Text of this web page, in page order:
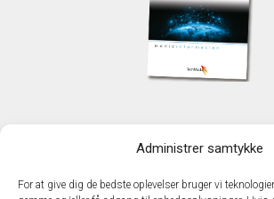
Administrer samtykke
For at give dig de bedste oplevelser bruger vi
TechMedia A/S
DK - 2600 Glostrup